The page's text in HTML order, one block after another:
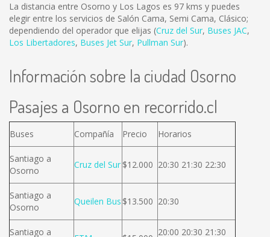
La distancia entre Osorno y Los Lagos es 97 kms y puedes
elegir entre los servicios de Salón Cama, Semi Cama, Clásico;
dependiendo del operador que elijas (Cruz del Sur, Buses JAC,
Los Libertadores, Buses Jet Sur, Pullman Sur).
Información sobre la ciudad Osorno
Pasajes a Osorno en recorrido.cl
Buses Compañía Precio Horarios
Santiago a
Osorno
Cruz del Sur $12.000 20:30 21:30 22:30
Santiago a
Osorno
Queilen Bus $13.500 20:30
Santiago a
20:00 20:30 21:30